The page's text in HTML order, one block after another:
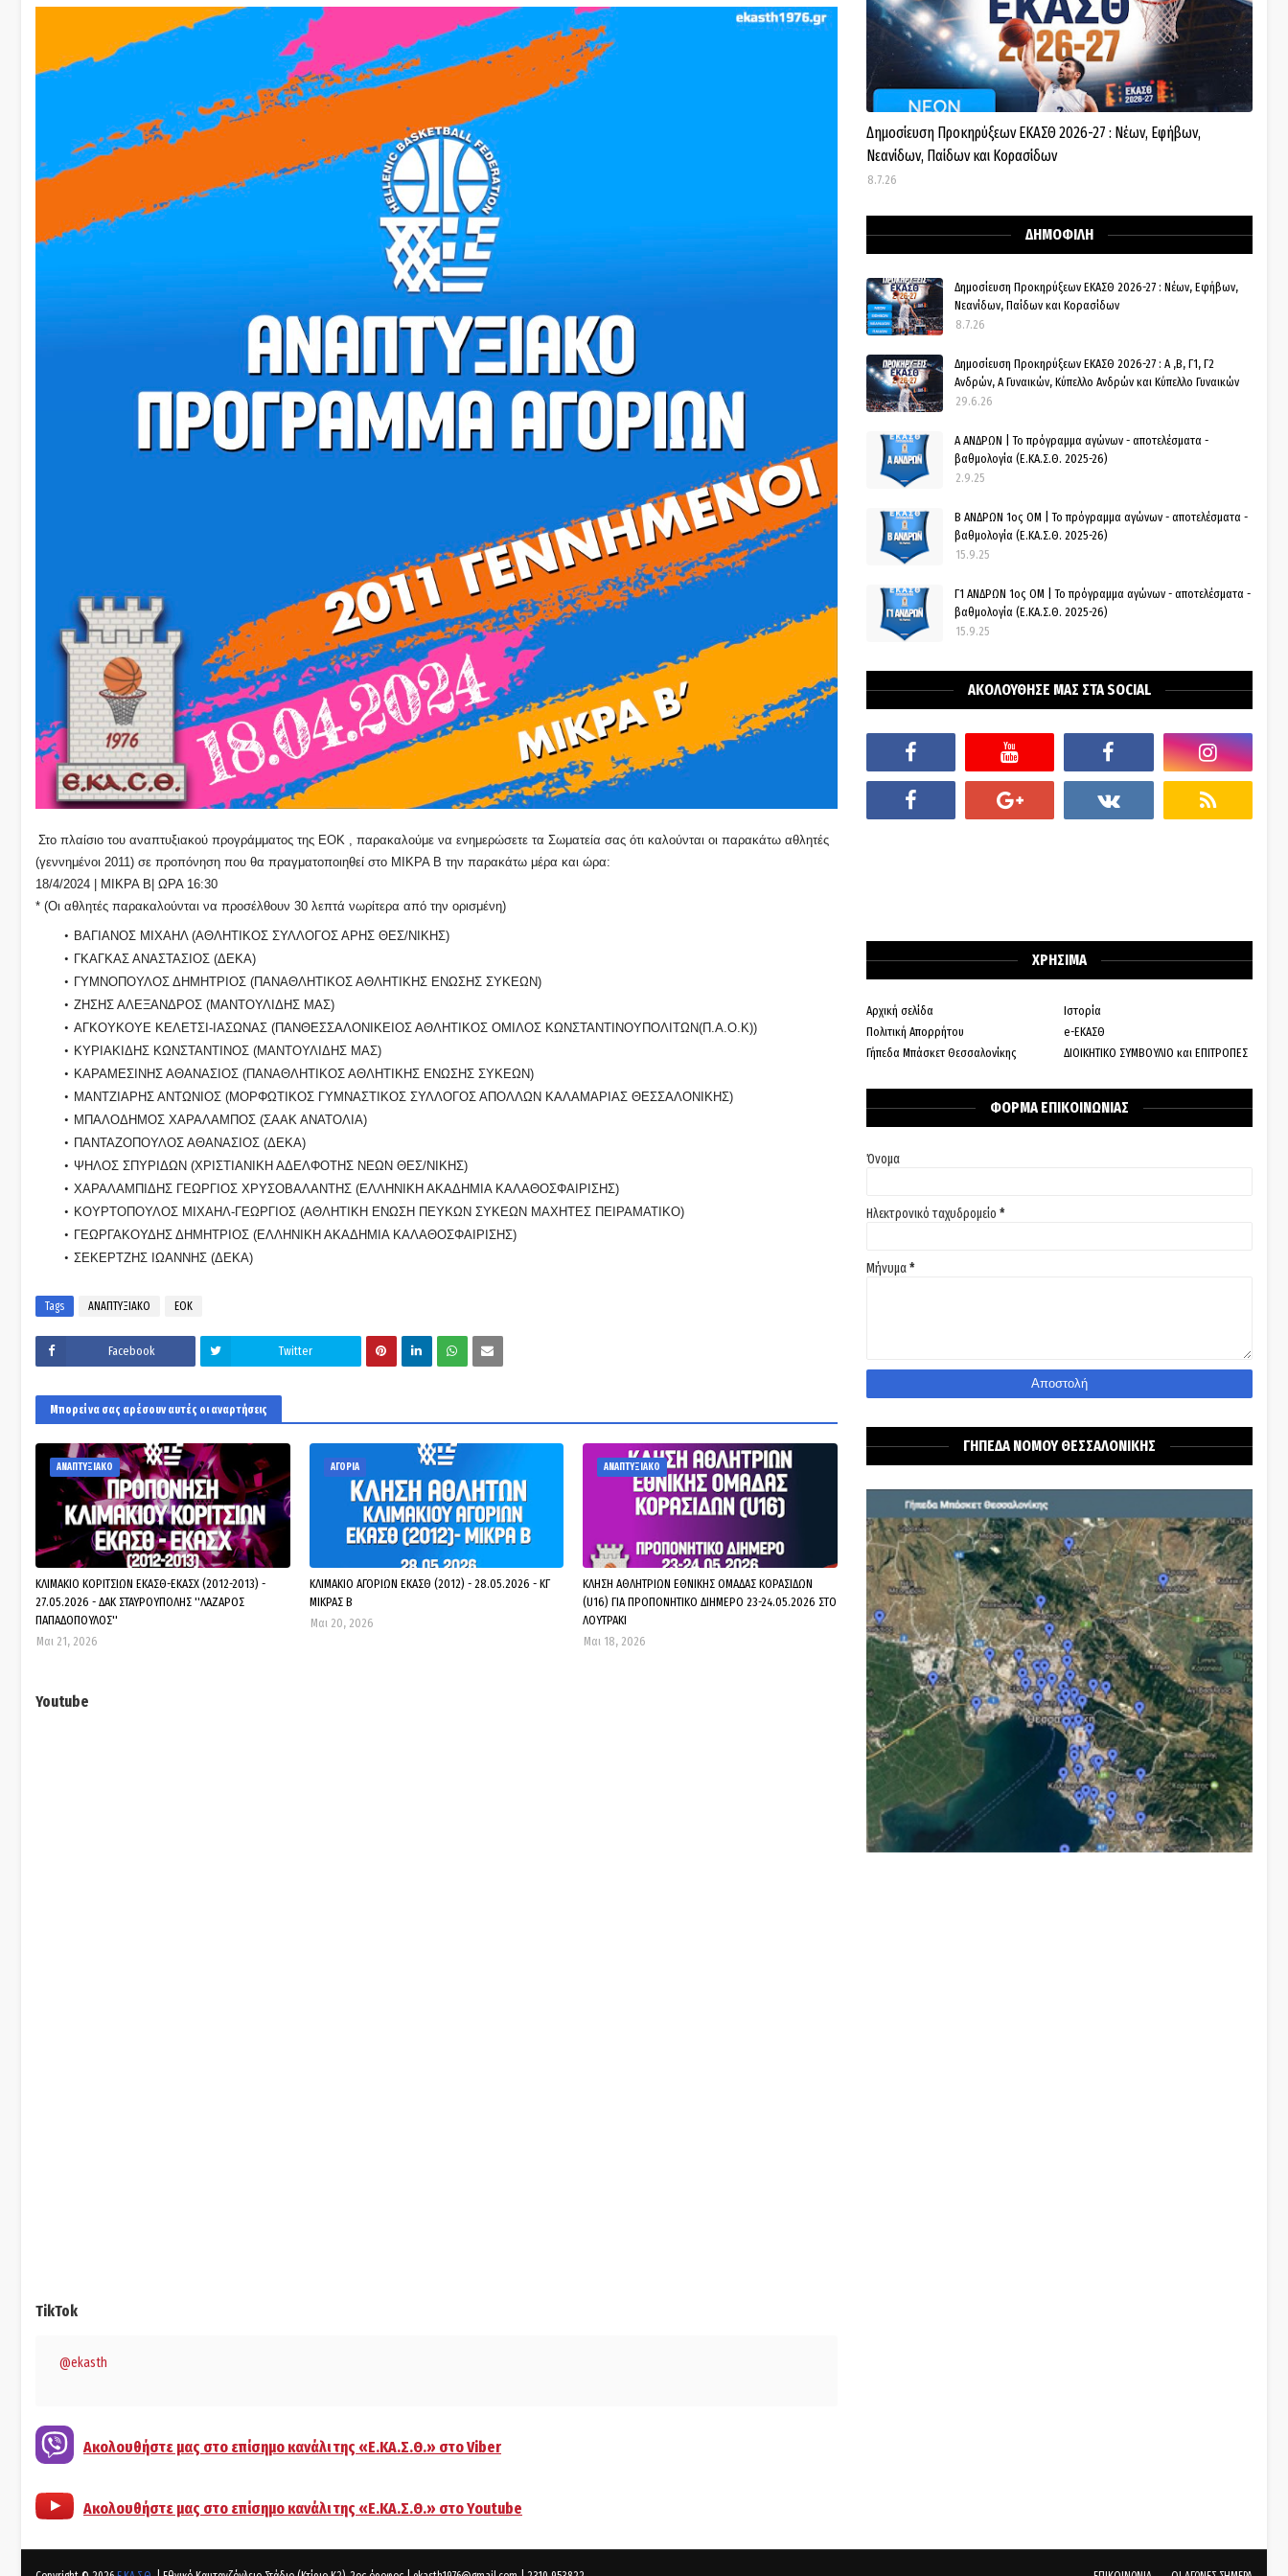
Στο πλαίσιο του αναπτυξιακού προγράμματος της ΕΟΚ , παρακαλούμε να ενημερώσετε τα Σωματεία σας ότι καλούνται οι παρακάτω αθλητές
(γεννημένοι 2011) σε προπόνηση που θα πραγματοποιηθεί στο ΜΙΚΡΑ Β την παρακάτω μέρα και ώρα:
18/4/2024 | ΜΙΚΡΑ Β| ΩΡΑ 16:30
* (Οι αθλητές παρακαλούνται να προσέλθουν 30 λεπτά νωρίτερα από την ορισμένη)
ΒΑΓΙΑΝΟΣ ΜΙΧΑΗΛ (ΑΘΛΗΤΙΚΟΣ ΣΥΛΛΟΓΟΣ ΑΡΗΣ ΘΕΣ/ΝΙΚΗΣ)
ΓΚΑΓΚΑΣ ΑΝΑΣΤΑΣΙΟΣ (ΔΕΚΑ)
ΓΥΜΝΟΠΟΥΛΟΣ ΔΗΜΗΤΡΙΟΣ (ΠΑΝΑΘΛΗΤΙΚΟΣ ΑΘΛΗΤΙΚΗΣ ΕΝΩΣΗΣ ΣΥΚΕΩΝ)
ΖΗΣΗΣ ΑΛΕΞΑΝΔΡΟΣ (ΜΑΝΤΟΥΛΙΔΗΣ ΜΑΣ)
ΑΓΚΟΥΚΟΥΕ ΚΕΛΕΤΣΙ-ΙΑΣΩΝΑΣ (ΠΑΝΘΕΣΣΑΛΟΝΙΚΕΙΟΣ ΑΘΛΗΤΙΚΟΣ ΟΜΙΛΟΣ ΚΩΝΣΤΑΝΤΙΝΟΥΠΟΛΙΤΩΝ(Π.Α.Ο.Κ))
ΚΥΡΙΑΚΙΔΗΣ ΚΩΝΣΤΑΝΤΙΝΟΣ (ΜΑΝΤΟΥΛΙΔΗΣ ΜΑΣ)
ΚΑΡΑΜΕΣΙΝΗΣ ΑΘΑΝΑΣΙΟΣ (ΠΑΝΑΘΛΗΤΙΚΟΣ ΑΘΛΗΤΙΚΗΣ ΕΝΩΣΗΣ ΣΥΚΕΩΝ)
ΜΑΝΤΖΙΑΡΗΣ ΑΝΤΩΝΙΟΣ (ΜΟΡΦΩΤΙΚΟΣ ΓΥΜΝΑΣΤΙΚΟΣ ΣΥΛΛΟΓΟΣ ΑΠΟΛΛΩΝ ΚΑΛΑΜΑΡΙΑΣ ΘΕΣΣΑΛΟΝΙΚΗΣ)
ΜΠΑΛΟΔΗΜΟΣ ΧΑΡΑΛΑΜΠΟΣ (ΣΑΑΚ ΑΝΑΤΟΛΙΑ)
ΠΑΝΤΑΖΟΠΟΥΛΟΣ ΑΘΑΝΑΣΙΟΣ (ΔΕΚΑ)
ΨΗΛΟΣ ΣΠΥΡΙΔΩΝ (ΧΡΙΣΤΙΑΝΙΚΗ ΑΔΕΛΦΟΤΗΣ ΝΕΩΝ ΘΕΣ/ΝΙΚΗΣ)
ΧΑΡΑΛΑΜΠΙΔΗΣ ΓΕΩΡΓΙΟΣ ΧΡΥΣΟΒΑΛΑΝΤΗΣ (ΕΛΛΗΝΙΚΗ ΑΚΑΔΗΜΙΑ ΚΑΛΑΘΟΣΦΑΙΡΙΣΗΣ)
ΚΟΥΡΤΟΠΟΥΛΟΣ ΜΙΧΑΗΛ-ΓΕΩΡΓΙΟΣ (ΑΘΛΗΤΙΚΗ ΕΝΩΣΗ ΠΕΥΚΩΝ ΣΥΚΕΩΝ ΜΑΧΗΤΕΣ ΠΕΙΡΑΜΑΤΙΚΟ)
ΓΕΩΡΓΑΚΟΥΔΗΣ ΔΗΜΗΤΡΙΟΣ (ΕΛΛΗΝΙΚΗ ΑΚΑΔΗΜΙΑ ΚΑΛΑΘΟΣΦΑΙΡΙΣΗΣ)
ΣΕΚΕΡΤΖΗΣ ΙΩΑΝΝΗΣ (ΔΕΚΑ)
Tags ΑΝΑΠΤΥΞΙΑΚΟ ΕΟΚ
Facebook Twitter
Μπορεί να σας αρέσουν αυτές οι αναρτήσεις
ΑΝΑΠΤΥΞΙΑΚΟ
ΚΛΙΜΑΚΙΟ ΚΟΡΙΤΣΙΩΝ ΕΚΑΣΘ-ΕΚΑΣΧ (2012-2013) -
27.05.2026 - ΔΑΚ ΣΤΑΥΡΟΥΠΟΛΗΣ ''ΛΑΖΑΡΟΣ
ΠΑΠΑΔΟΠΟΥΛΟΣ''
Μαι 21, 2026
ΑΓΟΡΙΑ
ΚΛΙΜΑΚΙΟ ΑΓΟΡΙΩΝ ΕΚΑΣΘ (2012) - 28.05.2026 - ΚΓ
ΜΙΚΡΑΣ Β
Μαι 20, 2026
ΑΝΑΠΤΥΞΙΑΚΟ
ΚΛΗΣΗ ΑΘΛΗΤΡΙΩΝ ΕΘΝΙΚΗΣ ΟΜΑΔΑΣ ΚΟΡΑΣΙΔΩΝ
(U16) ΓΙΑ ΠΡΟΠΟΝΗΤΙΚΟ ΔΙΗΜΕΡΟ 23-24.05.2026 ΣΤΟ
ΛΟΥΤΡΑΚΙ
Μαι 18, 2026
Youtube
TikTok
@ekasth
Ακολουθήστε μας στο επίσημο κανάλι της «Ε.ΚΑ.Σ.Θ.» στο Viber
Ακολουθήστε μας στο επίσημο κανάλι της «Ε.ΚΑ.Σ.Θ.» στο Youtube
Δημοσίευση Προκηρύξεων ΕΚΑΣΘ 2026-27 : Νέων, Εφήβων,
Νεανίδων, Παίδων και Κορασίδων
8.7.26
ΔΗΜΟΦΙΛΗ
Δημοσίευση Προκηρύξεων ΕΚΑΣΘ 2026-27 : Νέων, Εφήβων,
Νεανίδων, Παίδων και Κορασίδων
8.7.26
Δημοσίευση Προκηρύξεων ΕΚΑΣΘ 2026-27 : Α ,Β, Γ1, Γ2
Ανδρών, Α Γυναικών, Κύπελλο Ανδρών και Κύπελλο Γυναικών
29.6.26
Α ΑΝΔΡΩΝ | Το πρόγραμμα αγώνων - αποτελέσματα -
βαθμολογία (Ε.ΚΑ.Σ.Θ. 2025-26)
2.9.25
Β ΑΝΔΡΩΝ 1ος ΟΜ | Το πρόγραμμα αγώνων - αποτελέσματα -
βαθμολογία (Ε.ΚΑ.Σ.Θ. 2025-26)
15.9.25
Γ1 ΑΝΔΡΩΝ 1ος ΟΜ | Το πρόγραμμα αγώνων - αποτελέσματα -
βαθμολογία (Ε.ΚΑ.Σ.Θ. 2025-26)
15.9.25
ΑΚΟΛΟΥΘΗΣΕ ΜΑΣ ΣΤΑ SOCIAL
ΧΡΗΣΙΜΑ
Αρχική σελίδα
Ιστορία
Πολιτική Απορρήτου
e-ΕΚΑΣΘ
Γήπεδα Μπάσκετ Θεσσαλονίκης
ΔΙΟΙΚΗΤΙΚΟ ΣΥΜΒΟΥΛΙΟ και ΕΠΙΤΡΟΠΕΣ
ΦΟΡΜΑ ΕΠΙΚΟΙΝΩΝΙΑΣ
Όνομα
Ηλεκτρονικό ταχυδρομείο *
Μήνυμα*
ΓΗΠΕΔΑ ΝΟΜΟΥ ΘΕΣΣΑΛΟΝΙΚΗΣ